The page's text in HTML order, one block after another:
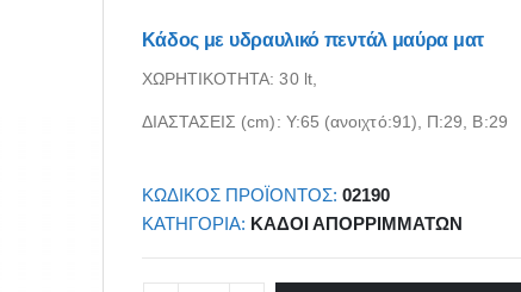
Κάδος με υδραυλικό πεντάλ μαύρα ματ
ΧΩΡΗΤΙΚΟΤΗΤΑ: 30 lt,
ΔΙΑΣΤΑΣΕΙΣ (cm): Υ:65 (ανοιχτό:91), Π:29, Β:29
ΚΩΔΙΚΌΣ ΠΡΟΪΌΝΤΟΣ: 02190
ΚΑΤΗΓΟΡΊΑ: ΚΆΔΟΙ ΑΠΟΡΡΙΜΜΆΤΩΝ